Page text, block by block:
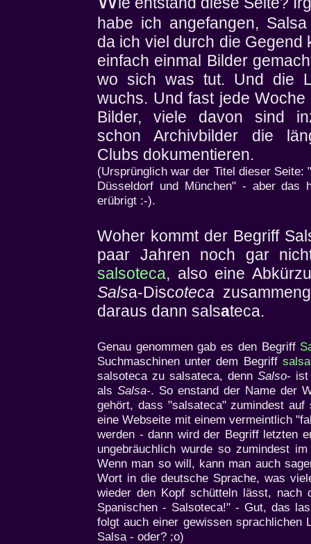
habe ich angefangen,
da ich viel durch die Gegend
einfach einmal Bilder
wo sich was tut. Und die
wuchs. Und fast jede
Bilder, viele davon sind
schon Archivbilder die
Clubs dokumentieren.
(Ursprünglich war der Titel dieser Seite:
Düsseldorf und München" - aber das
erübrigt :-).
Woher kommt der Begriff
paar Jahren noch gar
salsoteca, also eine
Salsa-Discoteca
daraus dann salsateca.
Genau genommen gab es den Begriff
Suchmaschinen unter dem Begriff salsa
salsoteca zu salsateca, denn Salso-ist
als Salsa-. So enstand der Name der
gehört, dass "salsateca" zumindest
eine Webseite mit einem vermeintlich
werden - dann wird der Begriff letzten
ungebräuchlich wurde so zumindest
Wenn man so will, kann man auch
Wort in die deutsche Sprache, was
wieder den Kopf schütteln lässt,
Spanischen - Salsoteca!" - Gut, das
folgt auch einer gewissen sprachlichen
Salsa - oder? ;o)